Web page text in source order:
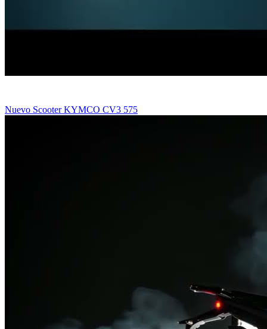
Nuevo Scooter KYMCO CV3 575